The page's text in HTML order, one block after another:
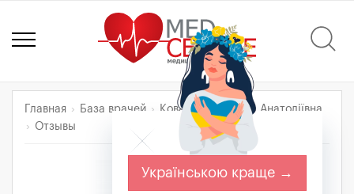
Главная База врачей
Ковальчук Оксана Анатоліївна
Отзывы
Українською краще →